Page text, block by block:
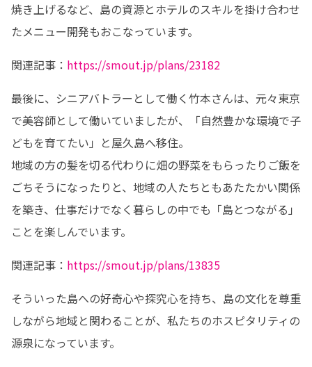
焼き上げるなど、島の資源とホテルのスキルを掛け合わせ
たメニュー開発もおこなっています。
関連記事： https://smout.jp/plans/23182
最後に、シニアバトラーとして働く竹本さんは、元々東京
で美容師として働いていましたが、「自然豊かな環境で子
どもを育てたい」と屋久島へ移住。
地域の方の髪を切る代わりに畑の野菜をもらったりご飯を
ごちそうになったりと、地域の人たちともあたたかい関係
を築き、仕事だけでなく暮らしの中でも「島とつながる」
ことを楽しんでいます。
関連記事： https://smout.jp/plans/13835
そういった島への好奇心や探究心を持ち、島の文化を尊重
しながら地域と関わることが、私たちのホスピタリティの
源泉になっています。